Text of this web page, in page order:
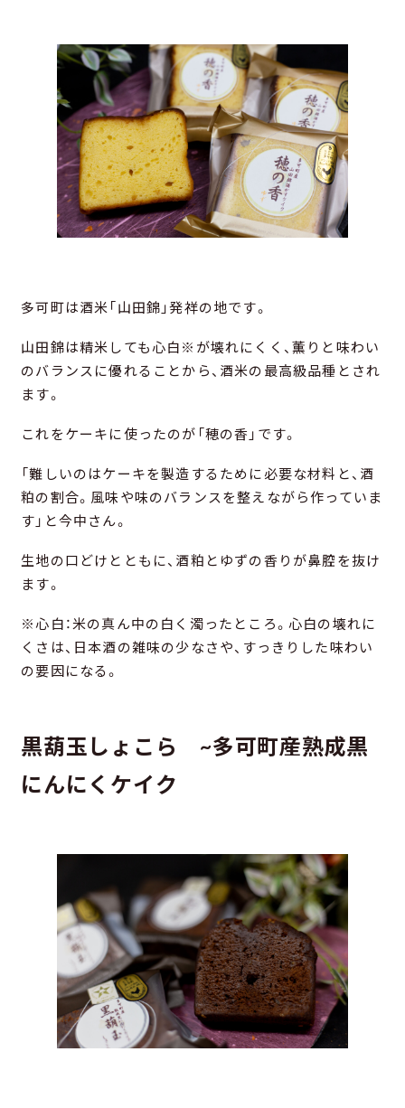
多可町は酒米「山田錦」発祥の地です。
山田錦は精米しても心白※が壊れにくく、薫りと味わい
のバランスに優れることから、酒米の最高級品種とされ
ます。
これをケーキに使ったのが「穂の香」です。
「難しいのはケーキを製造するために必要な材料と、酒
粕の割合。風味や味のバランスを整えながら作っていま
す」と今中さん。
生地の口どけとともに、酒粕とゆずの香りが鼻腔を抜け
ます。
※心白：米の真ん中の白く濁ったところ。心白の壊れに
くさは、日本酒の雑味の少なさや、すっきりした味わい
の要因になる。
黒葫玉しょこら ~多可町産熟成黒
にんにくケイク